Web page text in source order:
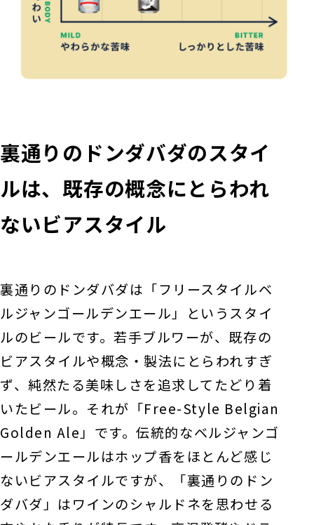
裏通りのドンダバダのスタイ
ルは、既存の概念にとらわれ
ないビアスタイル
裏通りのドンダバダは「フリースタイルベ
ルジャンゴールデンエール」というスタイ
ルのビールです。若手ブルワーが、既存の
ビアスタイルや概念・製法にとらわれすぎ
ず、純然たる美味しさを追求してたどり着
いたビール。それが「Free-Style Belgian
Golden Ale」です。伝統的なベルジャンゴ
ールデンエールはホップ香をほとんど感じ
ないビアスタイルですが、「裏通りのドン
ダバダ」はワインのシャルドネを思わせる